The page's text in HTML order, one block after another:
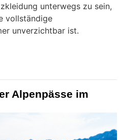
unterwegs zu sein,
vollständige
unverzichtbar ist.
Alpenpässe im